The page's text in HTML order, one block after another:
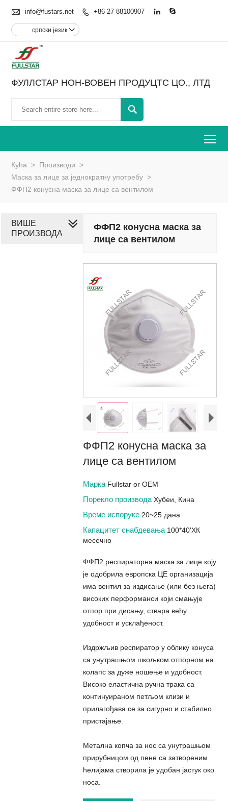
 info@fustars.net  +86-27-88100907  
српски језик 
ФУЛЛСТАР НОН-ВОВЕН ПРОДУЦТС ЦО., ЛТД

Кућа > Производи >
Маска за лице за једнократну употребу >
ФФП2 конусна маска за лице са вентилом
ФФП2 конусна маска за
лице са вентилом
ФФП2 конусна маска за
лице са вентилом
Марка Fullstar or OEM
Порекло производа Хубеи, Кина
Време испоруке 20~25 дана
Капацитет снабдевања 100*40'ХК
месечно
ФФП2 респираторна маска за лице коју
је одобрила европска ЦЕ организација
има вентил за издисање (или без њега)
високих перформанси који смањује
отпор при дисању, ствара већу
удобност и усклађеност.
Издржљив респиратор у облику конуса
са унутрашњом шкољком отпорном на
колапс за дуже ношење и удобност.
Високо еластична ручна трака са
континуираном петљом клизи и
прилагођава се за сигурно и стабилно
пристајање.
Метална копча за нос са унутрашњом
прирубницом од пене са затвореним
ћелијама створила је удобан јастук око
носа.
ВИШЕ
ПРОИЗВОДА